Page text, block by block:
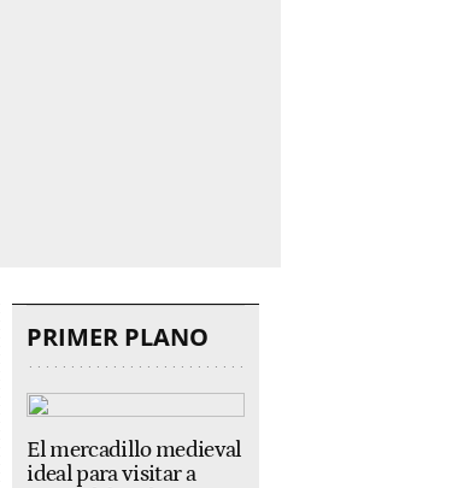
PRIMER PLANO
El mercadillo medieval
ideal para visitar a